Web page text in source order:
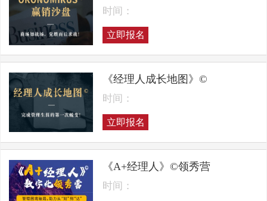
时间：
立即报名
《经理人成长地图》©
时间：
立即报名
《A+经理人》©领秀营
时间：